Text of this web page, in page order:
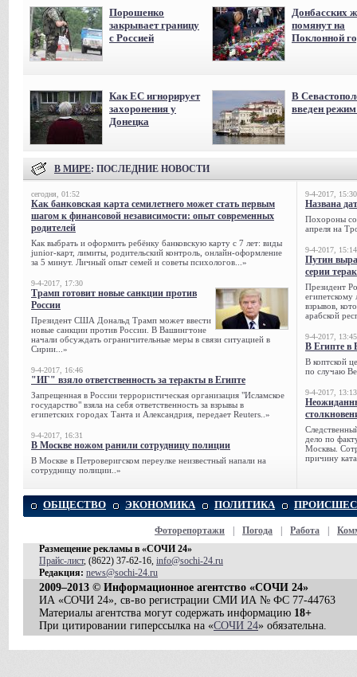
Порошенко
закрывает границу
с Россией
Донбасских
помянут на
Поклонной
Как ЕС игнорирует
захоронения у
Донецка
В
введен
В МИРЕ: ПОСЛЕДНИЕ НОВОСТИ
сегодня, 01:52
Как банковская карта семилетнего может стать первым
шагом к финансовой независимости: опыт современных
родителей
Как выбрать и оформить ребёнку банковскую карту с 7 лет: виды
junior-карт, лимиты, родительский контроль, онлайн-оформление
за 5 минут. Личный опыт семей и советы психологов...»
9-4-2017, 17:30
Трамп готовит новые санкции против
России
Президент США Дональд Трамп может ввести
новые санкции против России. В Вашингтоне
начали обсуждать ограничительные меры в связи ситуацией в
Сирии...»
9-4-2017, 16:46
"ИГ" взяло ответственность за теракты в Египте
Запрещенная в России террористическая организация "Исламское
государство" взяла на себя ответственность за взрывы в
египетских городах Танта и Александрия, передает Reuters..»
9-4-2017, 16:31
В Москве ножом ранили сотрудницу полиции
В Москве в Петроверигском переулке неизвестный напали на
сотрудницу полиции..»
9-4-2017, 15:30
Названа
Похороны
апреля на
9-4-2017, 15:14
Путин
серии
Президент
египетскому
взрывов,
арабской
9-4-2017, 13:45
В Египте в
В коптской
по случаю
9-4-2017, 13:13
дело по
Москвы.
причину
ОБЩЕСТВО ЭКОНОМИКА ПОЛИТИКА
Фоторепортажи Погода Работа
Размещение рекламы в «СОЧИ 24»
Прайс-лист, (8622) 37-62-16, info@sochi-24.ru
Редакция: news@sochi-24.ru
2009–2013 © Информационное агентство «СОЧИ 24»
ИА «СОЧИ 24», св-во регистрации СМИ ИА № ФС 77-44763
Материалы агентства могут содержать информацию 18+
При цитировании гиперссылка на «СОЧИ 24» обязательна.